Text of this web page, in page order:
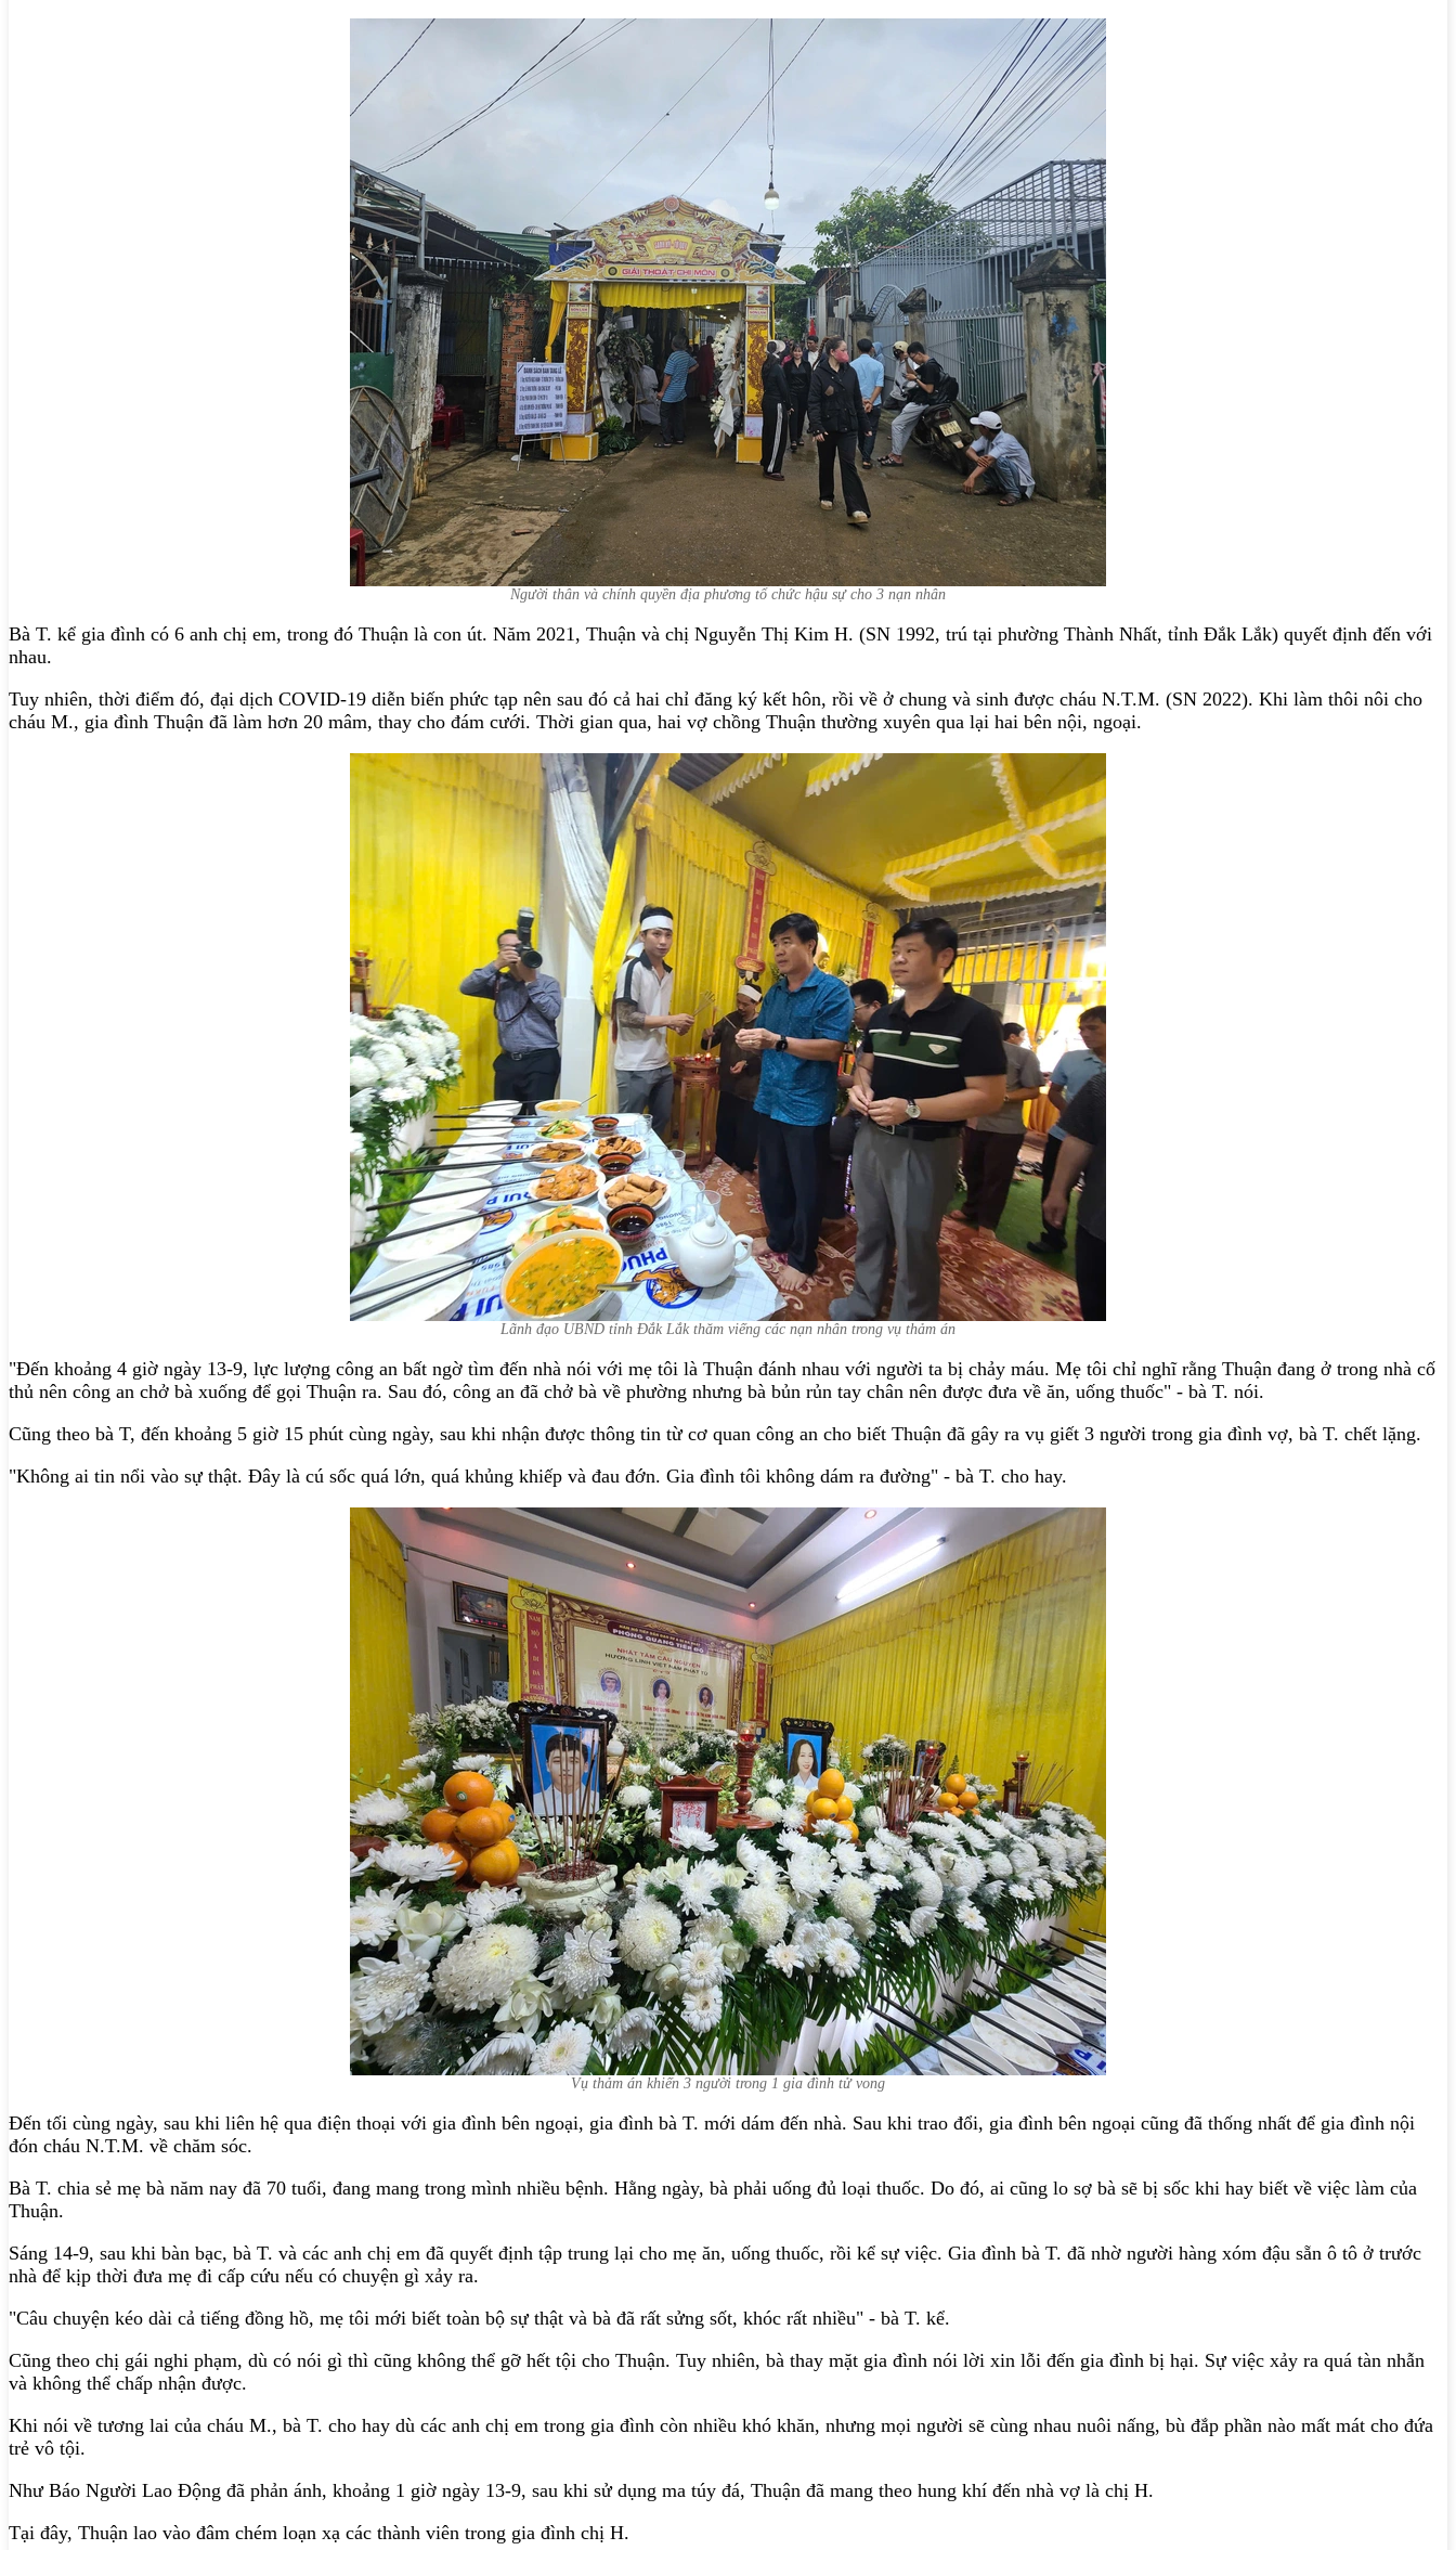
Người thân và chính quyền địa phương tổ chức hậu sự cho 3 nạn nhân
Bà T. kể gia đình có 6 anh chị em, trong đó Thuận là con út. Năm 2021, Thuận và chị Nguyễn Thị Kim H. (SN 1992, trú tại phường Thành Nhất, tỉnh Đắk Lắk) quyết định đến với
nhau.
Tuy nhiên, thời điểm đó, đại dịch COVID-19 diễn biến phức tạp nên sau đó cả hai chỉ đăng ký kết hôn, rồi về ở chung và sinh được cháu N.T.M. (SN 2022). Khi làm thôi nôi cho
cháu M., gia đình Thuận đã làm hơn 20 mâm, thay cho đám cưới. Thời gian qua, hai vợ chồng Thuận thường xuyên qua lại hai bên nội, ngoại.
Lãnh đạo UBND tỉnh Đắk Lắk thăm viếng các nạn nhân trong vụ thảm án
"Đến khoảng 4 giờ ngày 13-9, lực lượng công an bất ngờ tìm đến nhà nói với mẹ tôi là Thuận đánh nhau với người ta bị chảy máu. Mẹ tôi chỉ nghĩ rằng Thuận đang ở trong nhà cố
thủ nên công an chở bà xuống để gọi Thuận ra. Sau đó, công an đã chở bà về phường nhưng bà bủn rủn tay chân nên được đưa về ăn, uống thuốc" - bà T. nói.
Cũng theo bà T, đến khoảng 5 giờ 15 phút cùng ngày, sau khi nhận được thông tin từ cơ quan công an cho biết Thuận đã gây ra vụ giết 3 người trong gia đình vợ, bà T. chết lặng.
"Không ai tin nổi vào sự thật. Đây là cú sốc quá lớn, quá khủng khiếp và đau đớn. Gia đình tôi không dám ra đường" - bà T. cho hay.
Vụ thảm án khiến 3 người trong 1 gia đình tử vong
Đến tối cùng ngày, sau khi liên hệ qua điện thoại với gia đình bên ngoại, gia đình bà T. mới dám đến nhà. Sau khi trao đổi, gia đình bên ngoại cũng đã thống nhất để gia đình nội
đón cháu N.T.M. về chăm sóc.
Bà T. chia sẻ mẹ bà năm nay đã 70 tuổi, đang mang trong mình nhiều bệnh. Hằng ngày, bà phải uống đủ loại thuốc. Do đó, ai cũng lo sợ bà sẽ bị sốc khi hay biết về việc làm của
Thuận.
Sáng 14-9, sau khi bàn bạc, bà T. và các anh chị em đã quyết định tập trung lại cho mẹ ăn, uống thuốc, rồi kể sự việc. Gia đình bà T. đã nhờ người hàng xóm đậu sẵn ô tô ở trước
nhà để kịp thời đưa mẹ đi cấp cứu nếu có chuyện gì xảy ra.
"Câu chuyện kéo dài cả tiếng đồng hồ, mẹ tôi mới biết toàn bộ sự thật và bà đã rất sửng sốt, khóc rất nhiều" - bà T. kể.
Cũng theo chị gái nghi phạm, dù có nói gì thì cũng không thể gỡ hết tội cho Thuận. Tuy nhiên, bà thay mặt gia đình nói lời xin lỗi đến gia đình bị hại. Sự việc xảy ra quá tàn nhẫn
và không thể chấp nhận được.
Khi nói về tương lai của cháu M., bà T. cho hay dù các anh chị em trong gia đình còn nhiều khó khăn, nhưng mọi người sẽ cùng nhau nuôi nấng, bù đắp phần nào mất mát cho đứa
trẻ vô tội.
Như Báo Người Lao Động đã phản ánh, khoảng 1 giờ ngày 13-9, sau khi sử dụng ma túy đá, Thuận đã mang theo hung khí đến nhà vợ là chị H.
Tại đây, Thuận lao vào đâm chém loạn xạ các thành viên trong gia đình chị H.